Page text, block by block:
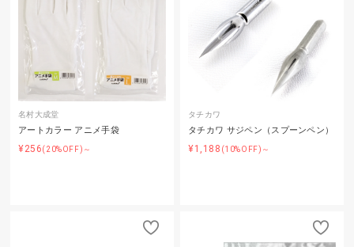
名村大成堂
アートカラー アニメ手袋
¥256(20%OFF)～
タチカワ
タチカワ サジペン（スプーンペン）
¥1,188 (10%OFF)～